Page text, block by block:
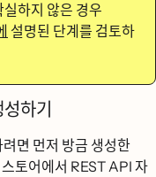
않은 경우
설명된 단계를 검토하
먼저 방금 생성한
스토어에서 REST API 자